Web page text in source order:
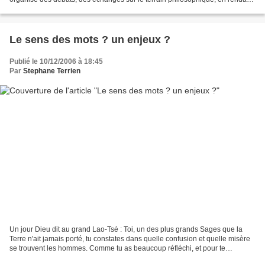
Le sens des mots ? un enjeux ?
Publié le 10/12/2006 à 18:45
Par Stephane Terrien
Un jour Dieu dit au grand Lao-Tsé : Toi, un des plus grands Sages que la
Terre n'ait jamais porté, tu constates dans quelle confusion et quelle misère
se trouvent les hommes. Comme tu as beaucoup réfléchi, et pour te